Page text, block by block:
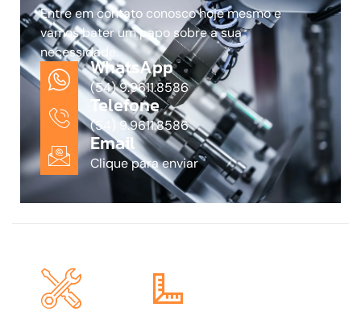
Entre em contato conosco hoje mesmo e
vamos bater um papo sobre a sua
necessidade.
WhatsApp
(54) 9.9611.8586
Telefone
(54) 9.9611.8586
Email
Clique para enviar